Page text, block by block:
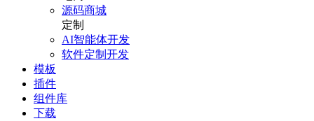
源码商城
定制
AI智能体开发
软件定制开发
模板
插件
组件库
下载